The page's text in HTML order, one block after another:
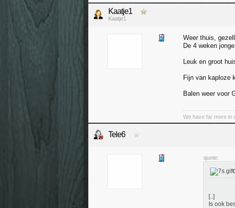
Kaatje1
Kaatje1
Weer thuis,
De 4 weken
Leuk en groot
Fijn van kaploze
Balen weer voor
We have far more in
Tele6
quote:
[..]
Is ook